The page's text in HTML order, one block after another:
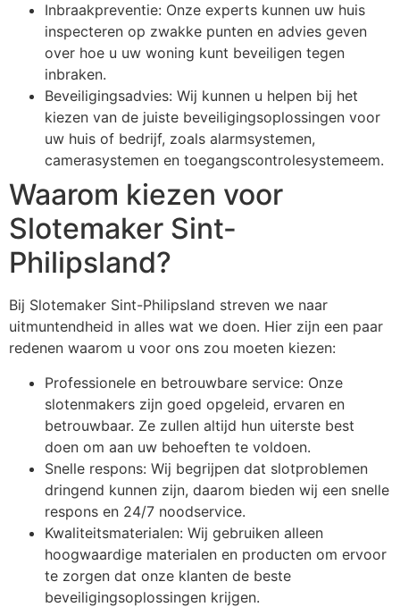
Inbraakpreventie: Onze experts kunnen uw huis
inspecteren op zwakke punten en advies geven
over hoe u uw woning kunt beveiligen tegen
inbraken.
Beveiligingsadvies: Wij kunnen u helpen bij het
kiezen van de juiste beveiligingsoplossingen voor
uw huis of bedrijf, zoals alarmsystemen,
camerasystemen en toegangscontrolesystemeem.
Waarom kiezen voor
Slotemaker Sint-
Philipsland?
Bij Slotemaker Sint-Philipsland streven we naar
uitmuntendheid in alles wat we doen. Hier zijn een paar
redenen waarom u voor ons zou moeten kiezen:
Professionele en betrouwbare service: Onze
slotenmakers zijn goed opgeleid, ervaren en
betrouwbaar. Ze zullen altijd hun uiterste best
doen om aan uw behoeften te voldoen.
Snelle respons: Wij begrijpen dat slotproblemen
dringend kunnen zijn, daarom bieden wij een snelle
respons en 24/7 noodservice.
Kwaliteitsmaterialen: Wij gebruiken alleen
hoogwaardige materialen en producten om ervoor
te zorgen dat onze klanten de beste
beveiligingsoplossingen krijgen.